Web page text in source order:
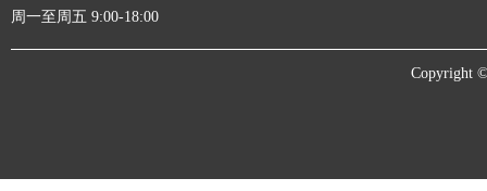
周一至周五 9:00-18:00
Copyright